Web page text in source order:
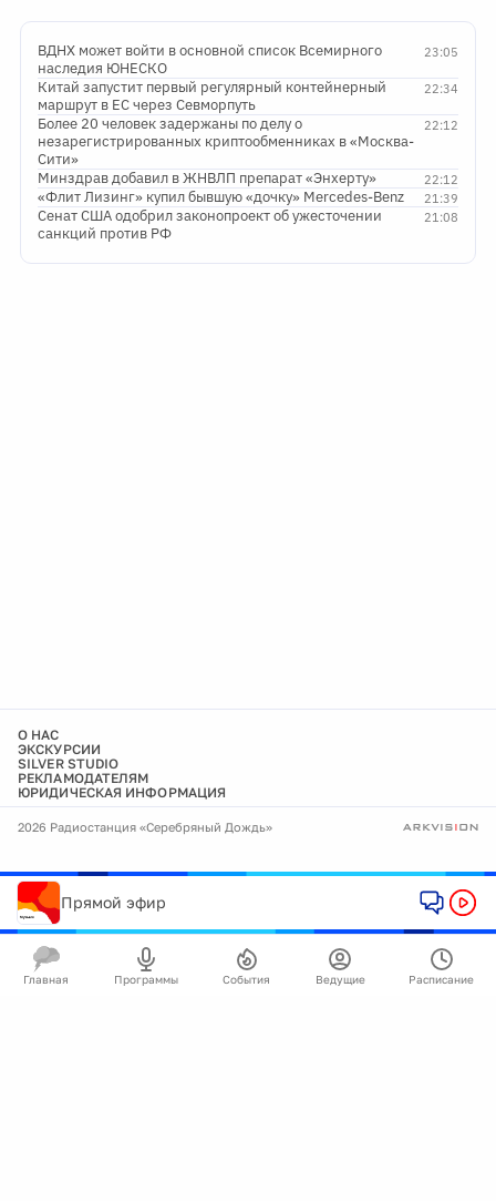
23:05
ВДНХ может войти в основной список Всемирного
наследия ЮНЕСКО
22:34
Китай запустит первый регулярный контейнерный
маршрут в ЕС через Севморпуть
22:12
Более 20 человек задержаны по делу о
незарегистрированных криптообменниках в «Москва-
Сити»
22:12
Минздрав добавил в ЖНВЛП препарат «Энхерту»
21:39
«Флит Лизинг» купил бывшую «дочку» Mercedes-Benz
21:08
Сенат США одобрил законопроект об ужесточении
санкций против РФ
О НАС
ЭКСКУРСИИ
SILVER STUDIO
РЕКЛАМОДАТЕЛЯМ
ЮРИДИЧЕСКАЯ ИНФОРМАЦИЯ
2026 Радиостанция «Серебряный Дождь»
Прямой эфир
Главная Программы События Ведущие Расписание